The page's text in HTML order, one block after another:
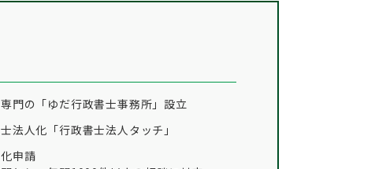
門の「ゆだ行政書士事務所」設立
法人化「行政書士法人タッチ」
申請